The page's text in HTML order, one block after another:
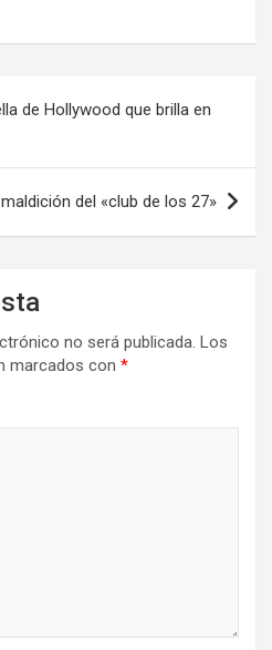
de Hollywood que brilla en
del «club de los 27»
no será publicada. Los
marcados con *